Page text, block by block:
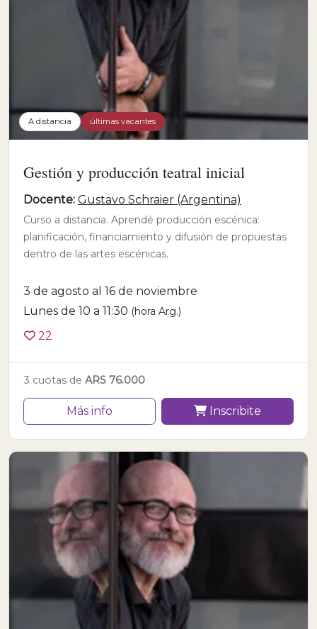
A distancia últimas vacantes
Gestión y producción teatral inicial
Docente: Gustavo Schraier (Argentina)
Curso a distancia. Aprendé producción escénica:
planificación, financiamiento y difusión de propuestas
dentro de las artes escénicas.
3 de agosto al 16 de noviembre
Lunes de 10 a 11:30 (hora Arg.)
22
3 cuotas de ARS 76.000
Más info Inscribite